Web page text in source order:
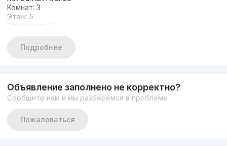
Комнат: 3
Этаж: 5
Этажность: 10
Цена: 210.000$
Состояние: качественный ремонт с мебелью и техникой
Подробнее
Объявление заполнено не корректно?
Сообщите нам и мы разберёмся в проблеме
Пожаловаться